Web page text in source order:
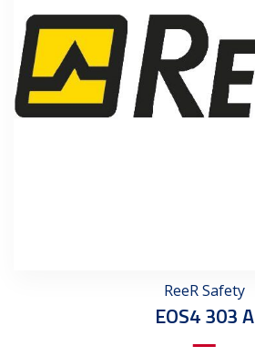
ReeR Safety
EOS4 303 A